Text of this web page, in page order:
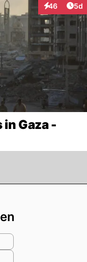
46
Interaktionen
5d
Gaza -